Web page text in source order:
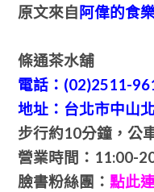
原文來自 阿偉的食
條通茶水舖
電話：(02)2511-
地址：台北市中山
步行約10分鐘，公
營業時間：11:00-
臉書粉絲團： 點此